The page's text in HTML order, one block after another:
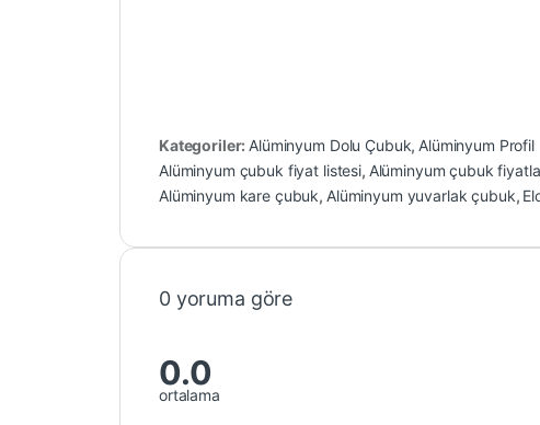
Kategoriler: Alüminyum Dolu Çubuk, Alüminyum Profil
Alüminyum çubuk fiyat listesi, Alüminyum çubuk
Alüminyum kare çubuk, Alüminyum yuvarlak çubuk,
0 yoruma göre
0.0
ortalama